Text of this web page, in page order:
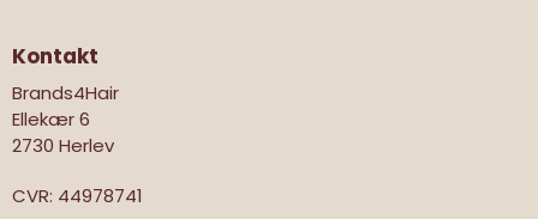
Kontakt
Brands4Hair
Ellekær 6
2730 Herlev
CVR: 44978741